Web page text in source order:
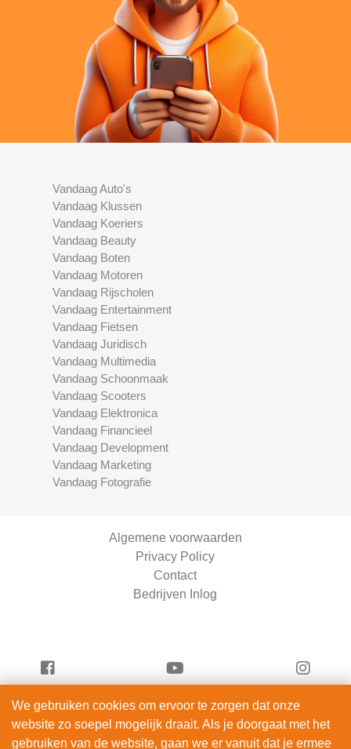
Vandaag Auto's
Vandaag Klussen
Vandaag Koeriers
Vandaag Beauty
Vandaag Boten
Vandaag Motoren
Vandaag Rijscholen
Vandaag Entertainment
Vandaag Fietsen
Vandaag Juridisch
Vandaag Multimedia
Vandaag Schoonmaak
Vandaag Scooters
Vandaag Elektronica
Vandaag Financieel
Vandaag Development
Vandaag Marketing
Vandaag Fotografie
Algemene voorwaarden
Privacy Policy
Contact
Bedrijven Inlog
Vandaag Scooters is onderdeel van
ServiceRight B.V. | KVK 90914872
We gebruiken cookies om ervoor te zorgen dat onze
website zo soepel mogelijk draait. Als je doorgaat met het
gebruiken van de website, gaan we er vanuit dat je ermee